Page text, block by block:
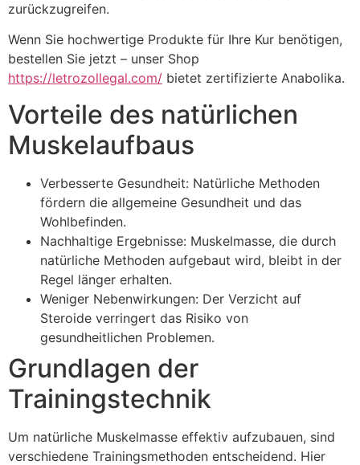
zurückzugreifen.
Wenn Sie hochwertige Produkte für Ihre Kur benötigen,
bestellen Sie jetzt – unser Shop
https://letrozollegal.com/ bietet zertifizierte Anabolika.
Vorteile des natürlichen
Muskelaufbaus
Verbesserte Gesundheit: Natürliche Methoden
fördern die allgemeine Gesundheit und das
Wohlbefinden.
Nachhaltige Ergebnisse: Muskelmasse, die durch
natürliche Methoden aufgebaut wird, bleibt in der
Regel länger erhalten.
Weniger Nebenwirkungen: Der Verzicht auf
Steroide verringert das Risiko von
gesundheitlichen Problemen.
Grundlagen der
Trainingstechnik
Um natürliche Muskelmasse effektiv aufzubauen, sind
verschiedene Trainingsmethoden entscheidend. Hier